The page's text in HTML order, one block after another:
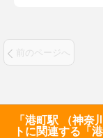
前のページへ
「港町駅 （神奈
トに関連する「